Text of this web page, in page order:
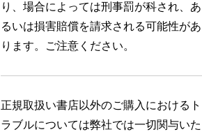
り、場合によっては刑事罰が科され、あ
るいは損害賠償を請求される可能性があ
ります。ご注意ください。
正規取扱い書店以外のご購入におけるト
ラブルについては弊社では一切関与いた